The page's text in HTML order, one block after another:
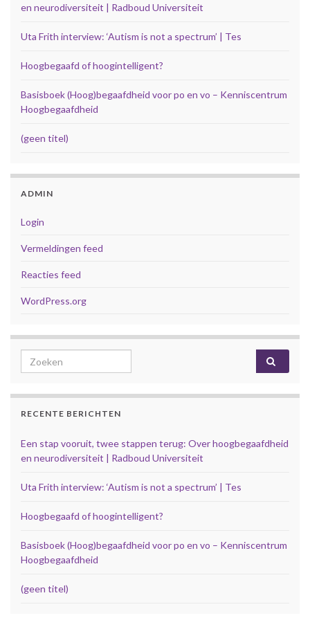
en neurodiversiteit | Radboud Universiteit
Uta Frith interview: ‘Autism is not a spectrum’ | Tes
Hoogbegaafd of hoogintelligent?
Basisboek (Hoog)begaafdheid voor po en vo – Kenniscentrum
Hoogbegaafdheid
(geen titel)
ADMIN
Login
Vermeldingen feed
Reacties feed
WordPress.org
Search for:
RECENTE BERICHTEN
Een stap vooruit, twee stappen terug: Over hoogbegaafdheid
en neurodiversiteit | Radboud Universiteit
Uta Frith interview: ‘Autism is not a spectrum’ | Tes
Hoogbegaafd of hoogintelligent?
Basisboek (Hoog)begaafdheid voor po en vo – Kenniscentrum
Hoogbegaafdheid
(geen titel)